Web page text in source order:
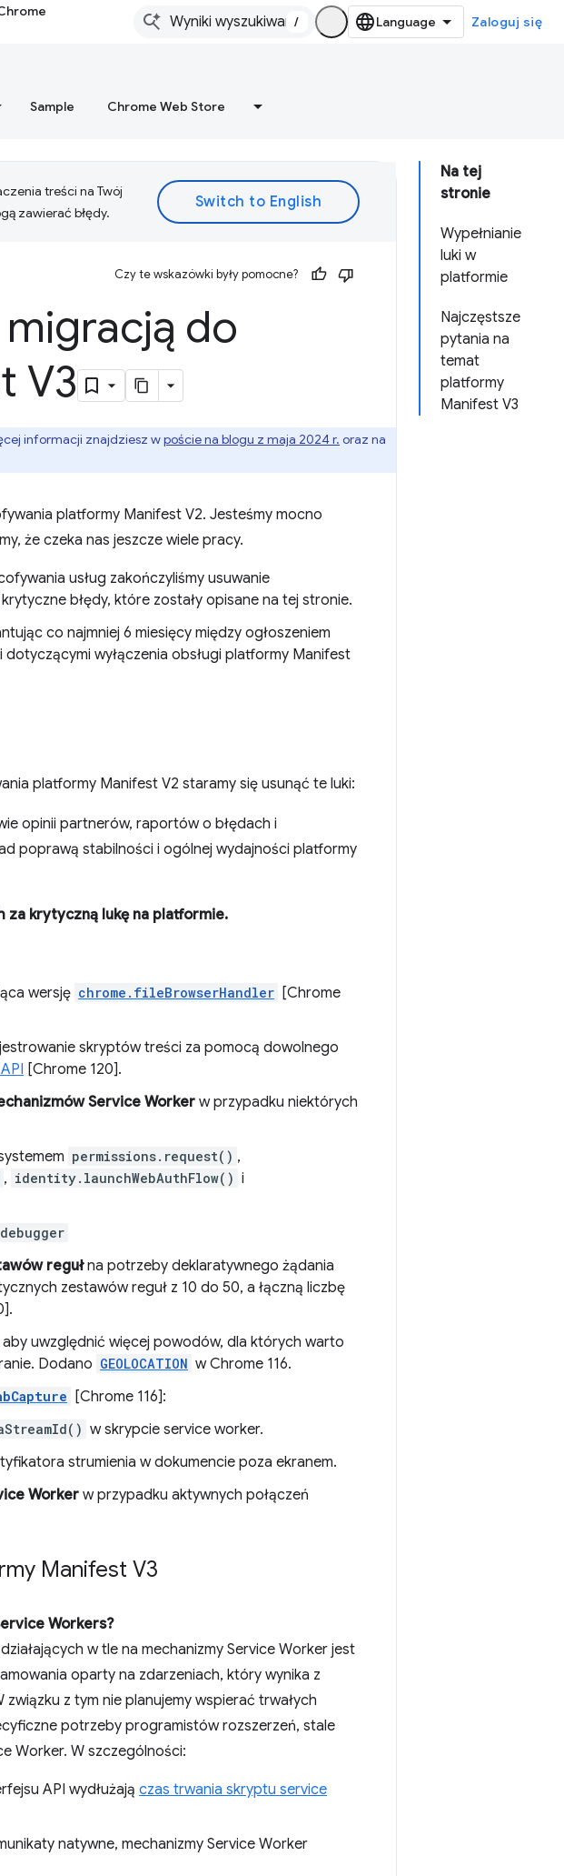
/ Zaloguj się
Sample Chrome Web Store
Na tej
stronie
Wypełnianie
luki w
platformie
Najczęstsze
pytania na
temat
platformy
Manifest V3
treści na Twój
zawierać błędy.
Czy te wskazówki były pomocne?
do
V3
informacji znajdziesz wpoście na blogu z maja 2024 r. oraz na
platformy Manifest V2. Jesteśmy mocno
że czeka nas jeszcze wiele pracy.
usług zakończyliśmy usuwanie
błędy, które zostały opisane na tej stronie.
co najmniej 6 miesięcy między ogłoszeniem
wyłączenia obsługi platformy Manifest
platformy Manifest V2 staramy się usunąć te luki:
opinii partnerów, raportów o błędach i
poprawą stabilności i ogólnej wydajności platformy
krytyczną lukę na platformie.
wersję chrome.fileBrowserHandler [Chrome
skryptów treści za pomocą dowolnego
[Chrome 120].
Service Worker w przypadku niektórych
permissions.request() ,
, identity.launchWebAuthFlow() i
regułna potrzeby deklaratywnego żądania
zestawów reguł z 10 do 50, a łączną liczbę
aby uwzględnić więcej powodów, dla których warto
Dodano GEOLOCATION w Chrome 116.
[Chrome 116]:
w skrypcie service worker.
strumienia w dokumencie poza ekranem.
Workerw przypadku aktywnych połączeń
Manifest V3
Workers?
w tle na mechanizmy Service Worker jest
oparty na zdarzeniach, który wynika z
z tym nie planujemy wspierać trwałych
potrzeby programistów rozszerzeń, stale
Worker. W szczególności:
API wydłużają czas trwania skryptu service
natywne, mechanizmy Service Worker